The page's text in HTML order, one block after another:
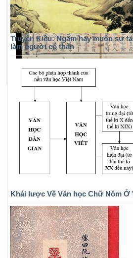
Truyện Kiều: Ngẫm hay muôn sự
làm người có thân
Khái lược Về Văn học Chữ Nôm Ở